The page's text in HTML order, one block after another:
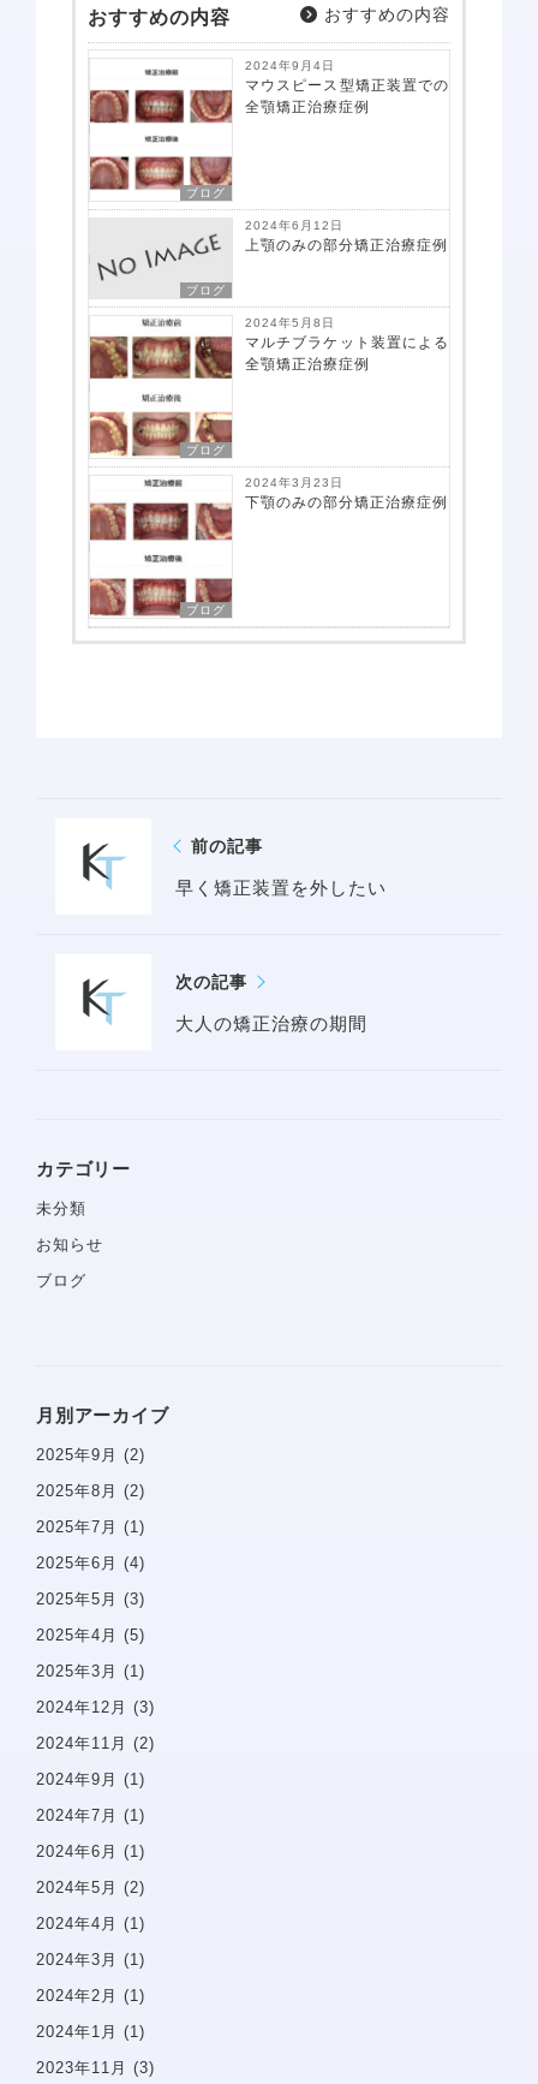
当院について
一般歯科案内
おすすめの内容 おすすめの内容
ブログ
2024年9月4日
マウスピース型矯正装置での
全顎矯正治療症例
ブログ
2024年6月12日
上顎のみの部分矯正治療症例
ブログ
2024年5月8日
マルチブラケット装置による
全顎矯正治療症例
ブログ
2024年3月23日
下顎のみの部分矯正治療症例
前の記事
早く矯正装置を外したい
次の記事
大人の矯正治療の期間
カテゴリー
未分類
お知らせ
ブログ
月別アーカイブ
2025年9月 (2)
2025年8月 (2)
2025年7月 (1)
2025年6月 (4)
2025年5月 (3)
2025年4月 (5)
2025年3月 (1)
2024年12月 (3)
2024年11月 (2)
2024年9月 (1)
2024年7月 (1)
2024年6月 (1)
2024年5月 (2)
2024年4月 (1)
2024年3月 (1)
2024年2月 (1)
2024年1月 (1)
2023年11月 (3)